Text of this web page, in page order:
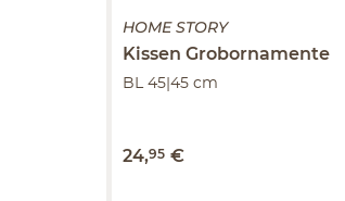
HOME STORY
Kissen Grobornamente
BL 45|45 cm
24,95 €